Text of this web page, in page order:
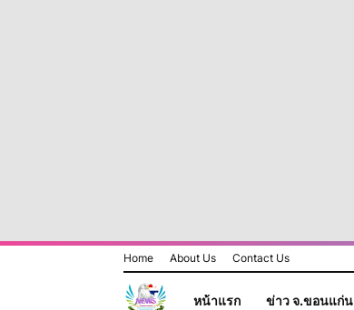
Home About Us Contact Us
หน้าแรก ข่าว จ.ขอนแก่น